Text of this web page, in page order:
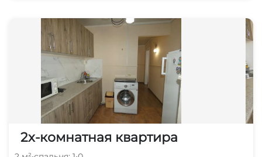
2х-комнатная квартира